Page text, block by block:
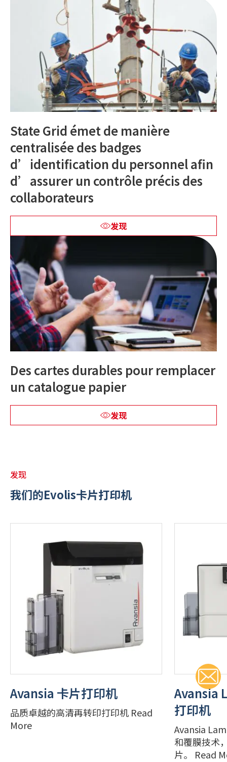
State Grid émet de manière
centralisée des badges
d’identification du personnel afin
d’assurer un contrôle précis des
collaborateurs
发现
Des cartes durables pour remplacer
un catalogue papier
发现
发现
我们的Evolis卡片打印机
Avansia 卡片打印机
品质卓越的高清再转印打印机 Read
More
Avansia
打印机
Avansia
和覆膜技术
片。 Read